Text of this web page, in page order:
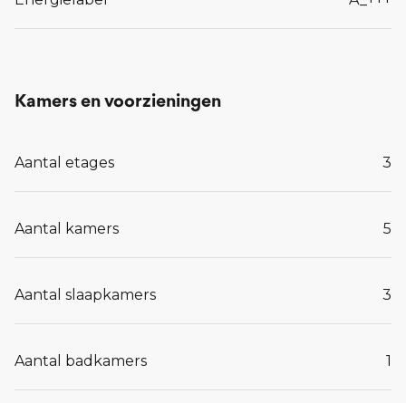
0413-243818.
Lees meer...
Kamers en voorzieningen
Aantal etages 3
Aantal kamers 5
Aantal slaapkamers 3
Aantal badkamers 1